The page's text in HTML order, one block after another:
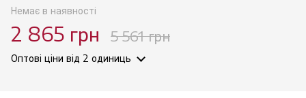
Немає в наявності
2 865 грн 5 561 грн
Оптові ціни від 2 одиниць